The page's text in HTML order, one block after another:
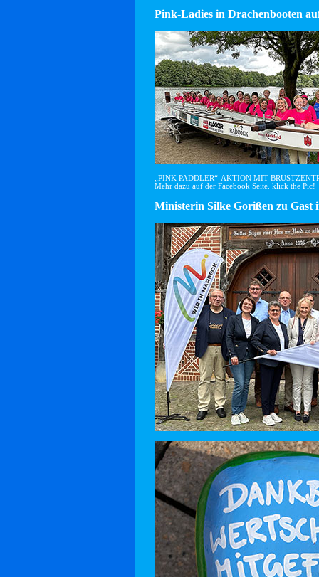
Pink-Ladies in Drachenbooten
„PINK PADDLER“-AKTION MIT
Mehr dazu auf der Facebook Seite. klick the Pic!
Ministerin Silke Gorißen zu Gast